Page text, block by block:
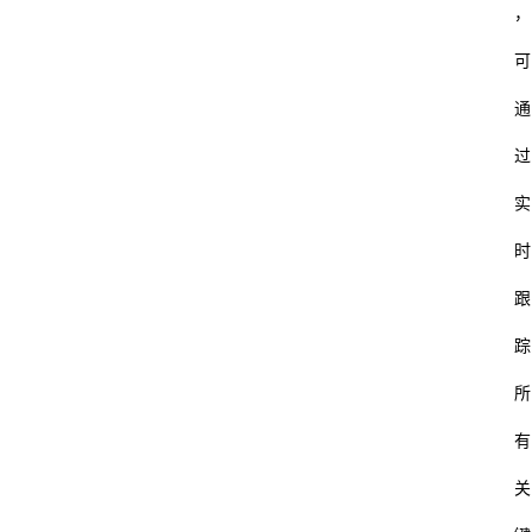
，
可
通
过
实
时
跟
踪
所
有
关